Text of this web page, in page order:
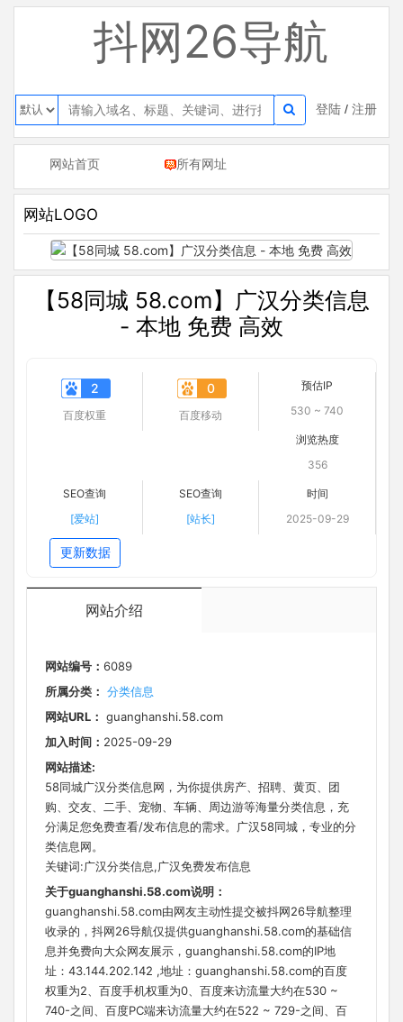
抖网26导航
登陆 /注册
网站首页 所有网址
网站LOGO
【58同城 58.com】广汉分类信息
- 本地 免费 高效
2
百度权重
0
百度移动
预估IP
530 ~ 740
浏览热度
356
SEO查询
[爱站]
SEO查询
[站长]
时间
2025-09-29
更新数据
网站介绍
网站编号： 6089
所属分类： 分类信息
网站URL： guanghanshi.58.com
加入时间： 2025-09-29
网站描述:
58同城广汉分类信息网，为你提供房产、招聘、黄页、团
购、交友、二手、宠物、车辆、周边游等海量分类信息，充
分满足您免费查看/发布信息的需求。广汉58同城，专业的分
类信息网。
关键词:广汉分类信息,广汉免费发布信息
关于guanghanshi.58.com说明：
guanghanshi.58.com由网友主动性提交被抖网26导航整理
收录的，抖网26导航仅提供guanghanshi.58.com的基础信
息并免费向大众网友展示，guanghanshi.58.com的IP地
址：43.144.202.142 ,地址：guanghanshi.58.com的百度
权重为2、百度手机权重为0、百度来访流量大约在530 ~
740-之间、百度PC端来访流量大约在522 ~ 729-之间、百